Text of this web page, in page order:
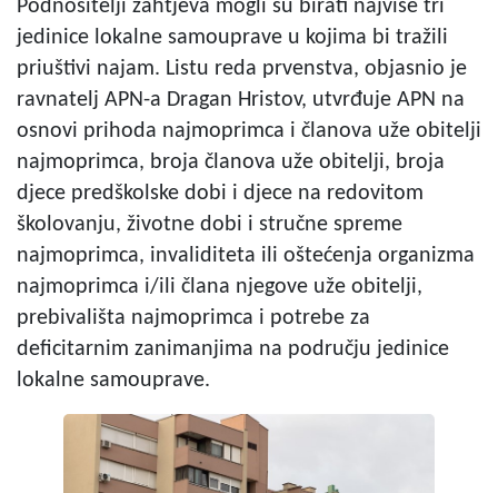
Podnositelji zahtjeva mogli su birati najviše tri
jedinice lokalne samouprave u kojima bi tražili
priuštivi najam. Listu reda prvenstva, objasnio je
ravnatelj APN-a Dragan Hristov, utvrđuje APN na
osnovi prihoda najmoprimca i članova uže obitelji
najmoprimca, broja članova uže obitelji, broja
djece predškolske dobi i djece na redovitom
školovanju, životne dobi i stručne spreme
najmoprimca, invaliditeta ili oštećenja organizma
najmoprimca i/ili člana njegove uže obitelji,
prebivališta najmoprimca i potrebe za
deficitarnim zanimanjima na području jedinice
lokalne samouprave.